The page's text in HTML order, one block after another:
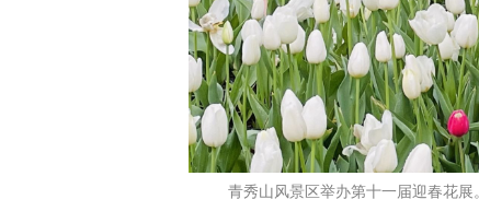
青秀山风景区举办第十一届迎春花展